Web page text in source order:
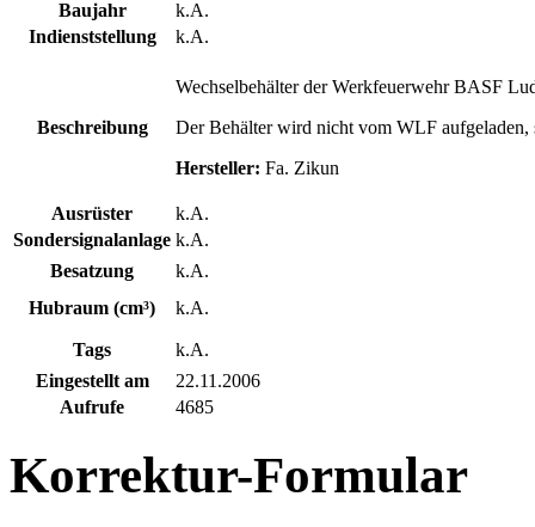
Baujahr
k.A.
Indienststellung
k.A.
Beschreibung
Wechselbehälter der Werkfeuerwehr BASF
Der Behälter wird nicht vom WLF aufgeladen,
Hersteller: Fa. Zikun
Ausrüster
k.A.
Sondersignalanlage k.A.
Besatzung
k.A.
Hubraum (cm³)
k.A.
Tags
k.A.
Eingestellt am
22.11.2006
Aufrufe
4685
Korrektur-Formular